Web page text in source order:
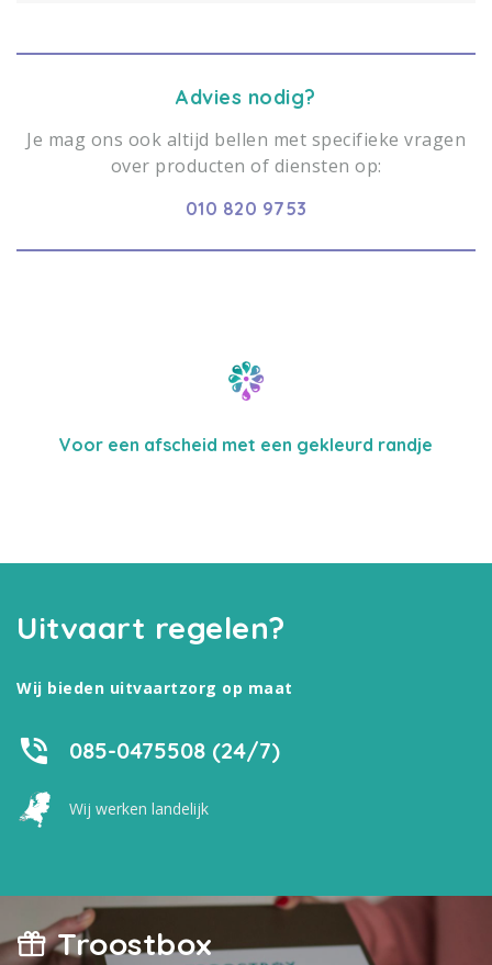
Advies nodig?
Je mag ons ook altijd bellen met specifieke vragen
over producten of diensten op:
010 820 9753
Voor een afscheid met een gekleurd randje
Uitvaart regelen?
Wij bieden uitvaartzorg op maat
085-0475508 (24/7)
Wij werken landelijk
Troostbox